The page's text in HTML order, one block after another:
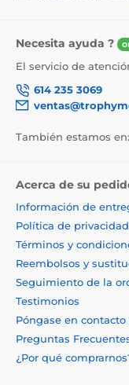
Necesita ayuda ?
El servicio de
614 235 3069
También estamos en:
Acerca de su
Información de
Política de privacidad
Términos y
Reembolsos y
Seguimiento de la
Testimonios
Póngase en contacto
Preguntas
¿Por qué